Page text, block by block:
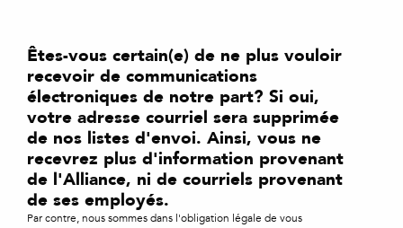
Êtes-vous certain(e) de ne plus vouloir
recevoir de communications
électroniques de notre part? Si oui,
votre adresse courriel sera supprimée
de nos listes d'envoi. Ainsi, vous ne
recevrez plus d'information provenant
de l'Alliance, ni de courriels provenant
de ses employés.
Par contre, nous sommes dans l'obligation légale de vous